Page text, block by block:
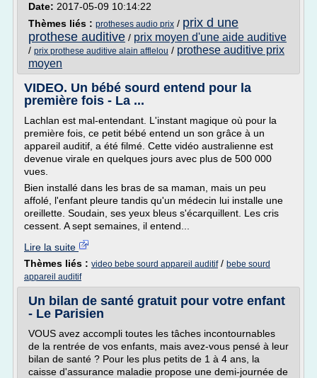
Date: 2017-05-09 10:14:22
Thèmes liés : protheses audio prix / prix d une
prothese auditive / prix moyen d'une aide auditive
/ prix prothese auditive alain afflelou / prothese auditive prix
moyen
VIDEO. Un bébé sourd entend pour la
première fois - La ...
Lachlan est mal-entendant. L'instant magique où pour la
première fois, ce petit bébé entend un son grâce à un
appareil auditif, a été filmé. Cette vidéo australienne est
devenue virale en quelques jours avec plus de 500 000
vues.
Bien installé dans les bras de sa maman, mais un peu
affolé, l'enfant pleure tandis qu'un médecin lui installe une
oreillette. Soudain, ses yeux bleus s'écarquillent. Les cris
cessent. A sept semaines, il entend...
Lire la suite
Thèmes liés : video bebe sourd appareil auditif/ bebe sourd
appareil auditif
Un bilan de santé gratuit pour votre enfant
- Le Parisien
VOUS avez accompli toutes les tâches incontournables
de la rentrée de vos enfants, mais avez-vous pensé à leur
bilan de santé ? Pour les plus petits de 1 à 4 ans, la
caisse d'assurance maladie propose une demi-journée de